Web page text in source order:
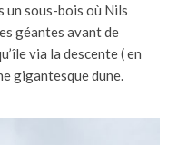
un sous-bois où Nils
géantes avant de
via la descente ( en
gigantesque dune.